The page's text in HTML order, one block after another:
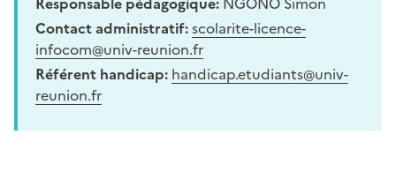
Contact administratif:scolarite-licence-
infocom@univ-reunion.fr
Référent handicap: handicap.etudiants@univ-
reunion.fr